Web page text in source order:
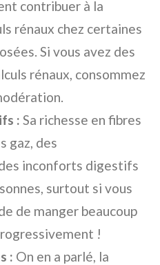
contribuer à la
rénaux chez certaines
Si vous avez des
rénaux, consommez
: Sa richesse en fibres
gaz, des
inconforts digestifs
surtout si vous
de manger beaucoup
!
: On en a parlé, la